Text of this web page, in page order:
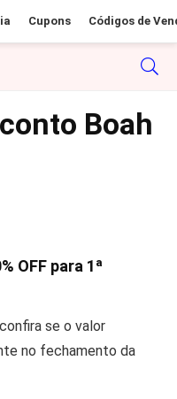
Cupons Códigos de
Boah
OFFpara 1ª
se o valor
no fechamento da